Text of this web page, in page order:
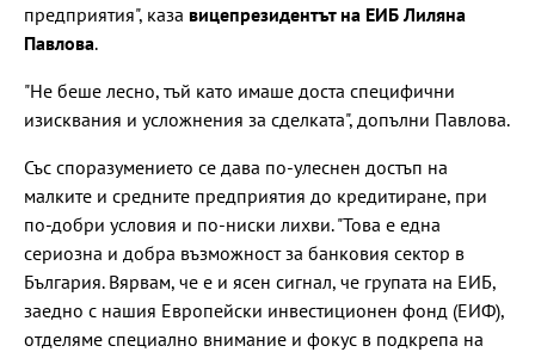
предприятия", каза вицепрезидентът на ЕИБ Лиляна
Павлова.
"Не беше лесно, тъй като имаше доста специфични
изисквания и усложнения за сделката", допълни Павлова.
Със споразумението се дава по-улеснен достъп на
малките и средните предприятия до кредитиране, при
по-добри условия и по-ниски лихви. "Това е една
сериозна и добра възможност за банковия сектор в
България. Вярвам, че е и ясен сигнал, че групата на ЕИБ,
заедно с нашия Европейски инвестиционен фонд (ЕИФ),
отделяме специално внимание и фокус в подкрепа на